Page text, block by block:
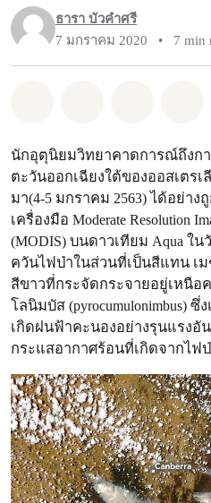
ธารา บัวคำศรี
7 มกราคม 2020
• 7 min
นักอุตุนิยมวิทยาคาดการณ์ถึงก
ตะวันออกเฉียงใต้ของออสเตร
มา(4-5 มกราคม 2563) ได้อย่าง
เครื่องมือ Moderate Resolution
(MODIS) บนดาวเทียม Aqua ใ
ควันไฟป่าในส่วนที่เป็นสีแทน เ
สีขาวที่กระจัดกระจายอยู่เหนือ
โลนิมบัส (pyrocumulonimbus)
เกิดฝนฟ้าคะนองอย่างรุนแรงอั
กระแสอากาศร้อนที่เกิดจากไฟ